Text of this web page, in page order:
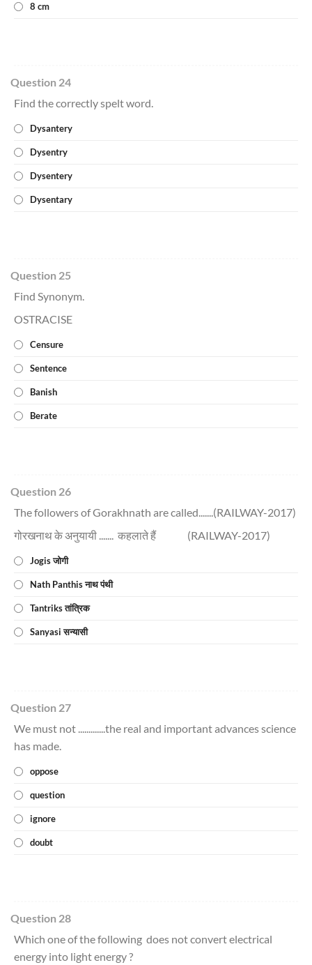
8 cm
Question 24
Find the correctly spelt word.
Dysantery
Dysentry
Dysentery
Dysentary
Question 25
Find Synonym.
OSTRACISE
Censure
Sentence
Banish
Berate
Question 26
The followers of Gorakhnath are called.......(RAILWAY-2017)
गोरखनाथ के अनुयायी ....... कहलाते हैं (RAILWAY-2017)
Jogis जोगी
Nath Panthis नाथ पंथी
Tantriks तांत्रिक
Sanyasi सन्यासी
Question 27
We must not .............the real and important advances science
has made.
oppose
question
ignore
doubt
Question 28
Which one of the following does not convert electrical
energy into light energy ?